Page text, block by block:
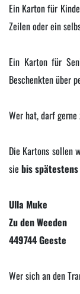
Ein Karton für
Zeilen oder ein
Ein Karton für
Beschenkten über
Wer hat, darf
Die Kartons sollen
sie bis spätestens
Ulla Muke
Zu den Weeden
449744 Geeste
Wer sich an den